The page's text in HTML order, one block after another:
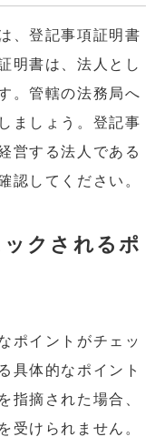
、登記事項証明書
明書は、法人とし
。管轄の法務局へ
ましょう。登記事
営する法人である
認してください。
クされるポ
ポイントがチェッ
具体的なポイント
指摘された場合、
受けられません。